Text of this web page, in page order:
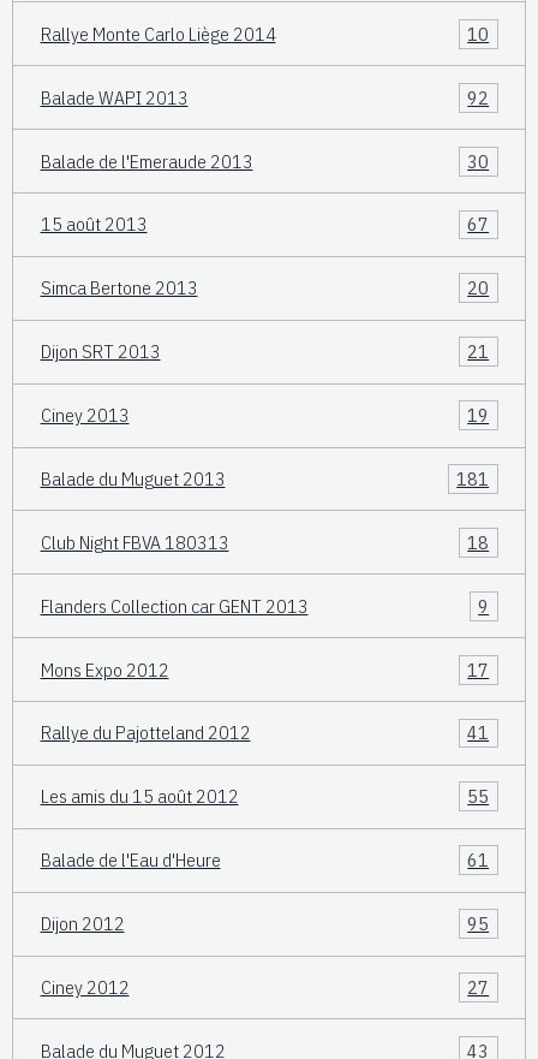
Rallye Monte Carlo Liège 2014 10
Balade WAPI 2013 92
Balade de l'Emeraude 2013 30
15 août 2013 67
Simca Bertone 2013 20
Dijon SRT 2013 21
Ciney 2013 19
Balade du Muguet 2013 181
Club Night FBVA 180313 18
Flanders Collection car GENT 2013 9
Mons Expo 2012 17
Rallye du Pajotteland 2012 41
Les amis du 15 août 2012 55
Balade de l'Eau d'Heure 61
Dijon 2012 95
Ciney 2012 27
Balade du Muguet 2012 43